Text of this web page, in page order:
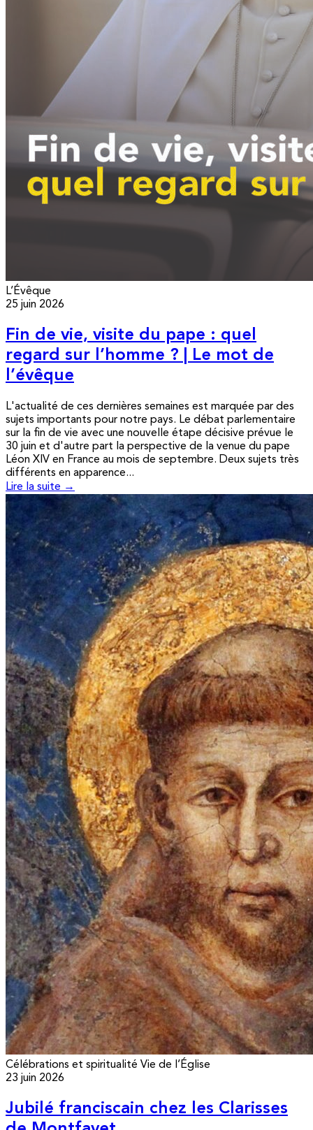
L’Évêque
25 juin 2026
Fin de vie, visite du pape : quel
regard sur l’homme ? | Le mot de
l’évêque
L'actualité de ces dernières semaines est marquée par des
sujets importants pour notre pays. Le débat parlementaire
sur la fin de vie avec une nouvelle étape décisive prévue le
30 juin et d'autre part la perspective de la venue du pape
Léon XIV en France au mois de septembre. Deux sujets très
différents en apparence...
Lire la suite →
Célébrations et spiritualité Vie de l’Église
23 juin 2026
Jubilé franciscain chez les Clarisses